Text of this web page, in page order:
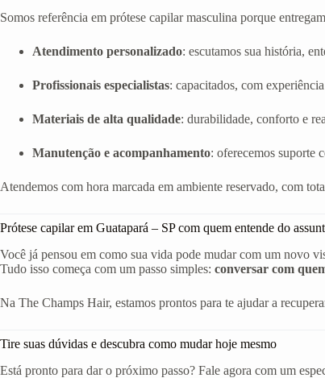
Somos referência em prótese capilar masculina porque
Atendimento personalizado: escutamos sua história,
Profissionais especialistas: capacitados, com
Materiais de alta qualidade: durabilidade, conforto e
Manutenção e acompanhamento: oferecemos suporte
Atendemos com hora marcada em ambiente reservado, com
Prótese capilar em Guatapará – SP com quem entende do
Você já pensou em como sua vida pode mudar com um novo
Tudo isso começa com um passo simples: conversar com
Na The Champs Hair, estamos prontos para te ajudar a
Tire suas dúvidas e descubra como mudar hoje mesmo
Está pronto para dar o próximo passo? Fale agora com um